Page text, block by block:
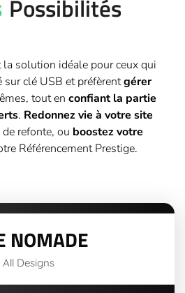
Possibilités
la solution idéale pour ceux qui
clé USB et préfèrentgérer
tout en confiant la partie
. Redonnez vie à votre site
refonte, ou boostez votre
Référencement Prestige.
NOMADE
All Designs